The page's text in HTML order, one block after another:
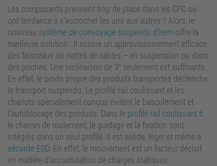
Les composants prennent trop de place dans les CPC ou
ont tendance à s’accrocher les uns aux autres ? Alors, le
nouveau système de convoyage suspendu d’item offre la
meilleure solution : Il assure un approvisionnement efficace
des faisceaux ou nattes de câbles – en suspension ou dans
des poches. Une inclinaison de 3° seulement est suffisante.
En effet, le poids propre des produits transportés déclenche
le transport suspendu. Le profilé rail coulissant et les
chariots spécialement conçus évitent le basculement et
l’autoblocage des produits. Dans le profilé rail coulissant 6
le chemin de roulement, le guidage et la fixation sont
intégrés dans un seul profilé. Il est solide, léger et même à
sécurité ESD . En effet, le mouvement est un facteur décisif
en matière d’accumulation de charges statiques.